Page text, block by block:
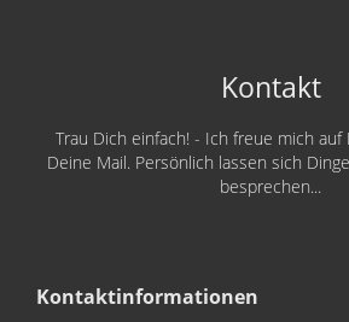
Kontakt
Trau Dich einfach! - Ich freue mich
Deine Mail. Persönlich lassen sich
besprechen...
Kontaktinformationen